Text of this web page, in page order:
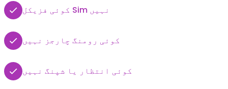
کوئی فزیکل Sim نہیں
کوئی رومنگ چارجز نہیں
کوئی انتظار یا شپنگ نہیں